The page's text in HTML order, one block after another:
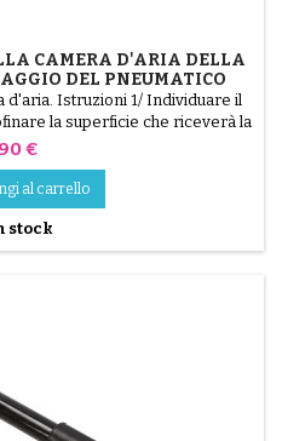
CAMERA D'ARIA DELLA
DEL PNEUMATICO
Istruzioni 1/ Individuare il
la superficie che riceverà la
3/ Sgrassare, pulire e
1 minuto finché la colla non è
6/...
€
al carrello
stock